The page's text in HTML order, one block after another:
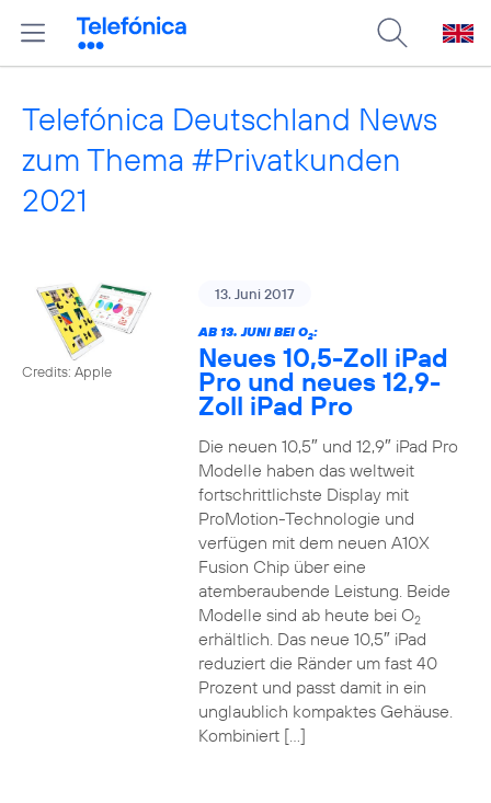
Telefónica Deutschland News
zum Thema #Privatkunden
2021
Credits: Apple
13. Juni 2017
AB 13. JUNI BEI O2:
Neues 10,5-Zoll iPad
Pro und neues 12,9-
Zoll iPad Pro
Die neuen 10,5″ und 12,9″ iPad Pro
Modelle haben das weltweit
fortschrittlichste Display mit
ProMotion-Technologie und
verfügen mit dem neuen A10X
Fusion Chip über eine
atemberaubende Leistung. Beide
Modelle sind ab heute bei O2
erhältlich. Das neue 10,5″ iPad
reduziert die Ränder um fast 40
Prozent und passt damit in ein
unglaublich kompaktes Gehäuse.
Kombiniert […]